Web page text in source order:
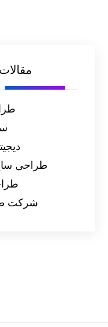
طراحی
شرکت